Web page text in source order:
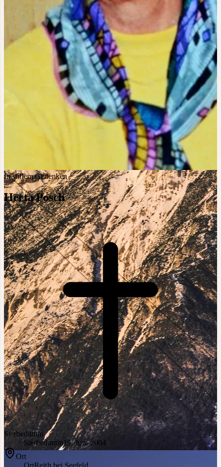
In stillem Gedenken
Herta Posch
Sterbedatum
Sterbedatum19. Juni 2004
Ort
OrtReith bei Seefeld